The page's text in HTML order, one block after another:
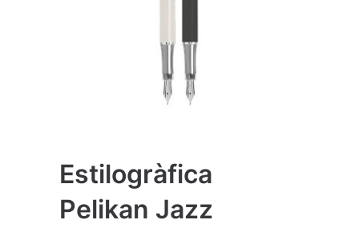
Estilogràfica
Pelikan Jazz